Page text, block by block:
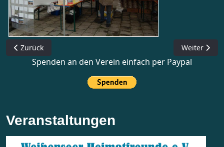
Vorheriger Beitrag: Neujahrsempfang der Vereine 2014
Zurück Nächster
Weiter
Spenden an den Verein einfach per Paypal
Veranstaltungen